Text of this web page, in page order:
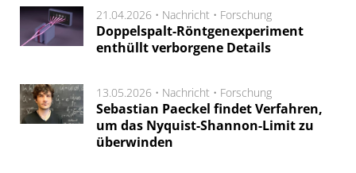
21.04.2026 • Nachricht • Forschung
Doppelspalt-Röntgenexperiment
enthüllt verborgene Details
13.05.2026 • Nachricht • Forschung
Sebastian Paeckel findet Verfahren,
um das Nyquist-Shannon-Limit zu
überwinden